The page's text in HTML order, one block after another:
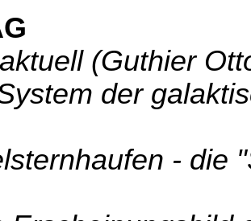
(Guthier
der
- die